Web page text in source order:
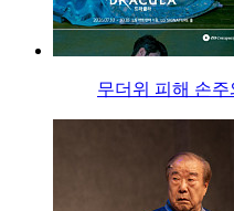
무더위 피해 손